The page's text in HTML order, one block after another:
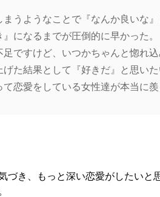
まうようなことで『なんか良いな』
になるまでが圧倒的に早かった。
足ですけど、いつかちゃんと惚れ込
た結果として『好きだ』と思いた
恋愛をしている女性達が本当に羨
づき、もっと深い恋愛がしたいと